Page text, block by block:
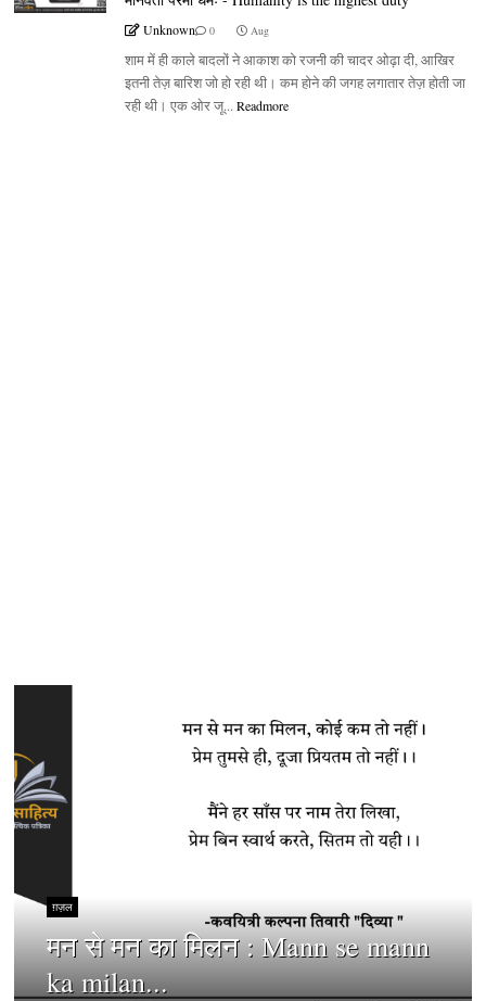
Unknown 0 Aug
शाम में ही काले बादलों ने आकाश को रजनी की चादर ओढ़ा दी, आखिर
इतनी तेज़ बारिश जो हो रही थी। कम होने की जगह लगातार तेज़ होती जा
रही थी। एक ओर जू... Readmore
ग़ज़ल
मन से मन का मिलन : Mann se mann
ka milan...